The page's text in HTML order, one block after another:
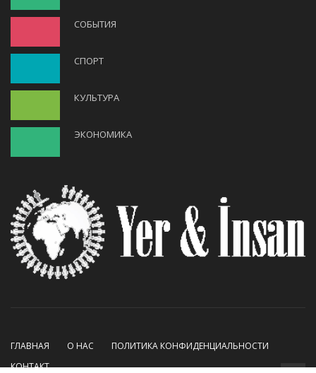
СОБЫТИЯ
СПОРТ
КУЛЬТУРА
ЭКОНОМИКА
ГЛАВНАЯ О НАС
ПОЛИТИКА КОНФИДЕНЦИАЛЬНОСТИ
КОНТАКТ